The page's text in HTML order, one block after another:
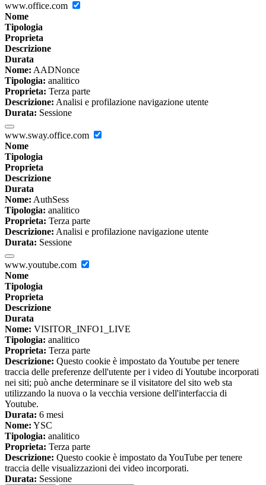
www.office.com
Nome
Tipologia
Proprieta
Descrizione
Durata
Nome: AADNonce
Tipologia: analitico
Proprieta: Terza parte
Descrizione: Analisi e profilazione navigazione utente
Durata: Sessione
www.sway.office.com
Nome
Tipologia
Proprieta
Descrizione
Durata
Nome: AuthSess
Tipologia: analitico
Proprieta: Terza parte
Descrizione: Analisi e profilazione navigazione utente
Durata: Sessione
www.youtube.com
Nome
Tipologia
Proprieta
Descrizione
Durata
Nome: VISITOR_INFO1_LIVE
Tipologia: analitico
Proprieta: Terza parte
Descrizione: Questo cookie è impostato da Youtube per tenere
traccia delle preferenze dell'utente per i video di Youtube incorporati
nei siti; può anche determinare se il visitatore del sito web sta
utilizzando la nuova o la vecchia versione dell'interfaccia di
Youtube.
Durata: 6 mesi
Nome: YSC
Tipologia: analitico
Proprieta: Terza parte
Descrizione: Questo cookie è impostato da YouTube per tenere
traccia delle visualizzazioni dei video incorporati.
Durata: Sessione